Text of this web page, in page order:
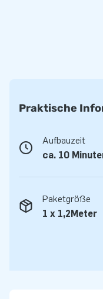
gewünschten
Verbinden von Zelten
immer mit einem
Kontakt mit unserer
Einfach zu
Das Promo Dome
Rädern und Griffen
können, sogar
auch
Wasser füllen können
Praktische
Aufbauzeit
ca. 10
Paketgröße
1 x 1,2Meter